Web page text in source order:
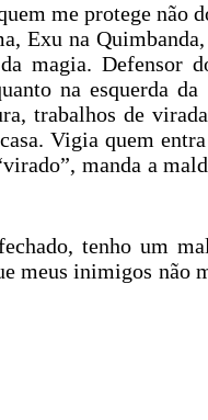
me protege não
Exu na
magia. Defensor
na esquerda
trabalhos de
Vigia quem
manda a
tenho um
meus inimigos não